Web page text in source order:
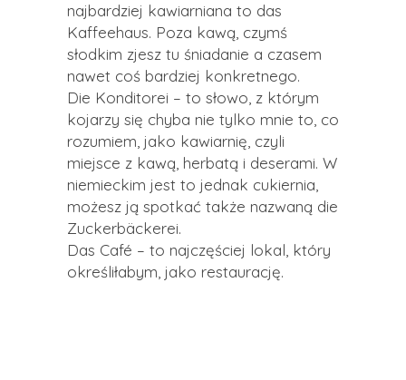
najbardziej kawiarniana to das
Kaffeehaus. Poza kawą, czymś
słodkim zjesz tu śniadanie a czasem
nawet coś bardziej konkretnego.
Die Konditorei – to słowo, z którym
kojarzy się chyba nie tylko mnie to, co
rozumiem, jako kawiarnię, czyli
miejsce z kawą, herbatą i deserami. W
niemieckim jest to jednak cukiernia,
możesz ją spotkać także nazwaną die
Zuckerbäckerei.
Das Café – to najczęściej lokal, który
określiłabym, jako restaurację.